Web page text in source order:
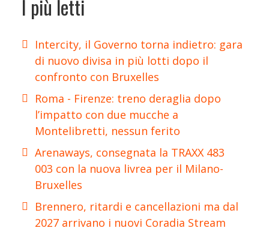
I più letti
Intercity, il Governo torna indietro: gara
di nuovo divisa in più lotti dopo il
confronto con Bruxelles
Roma - Firenze: treno deraglia dopo
l’impatto con due mucche a
Montelibretti, nessun ferito
Arenaways, consegnata la TRAXX 483
003 con la nuova livrea per il Milano-
Bruxelles
Brennero, ritardi e cancellazioni ma dal
2027 arrivano i nuovi Coradia Stream